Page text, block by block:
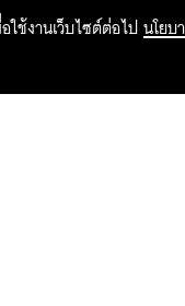
ช้งานเว็บไซต์ต่อไป
นโยบ